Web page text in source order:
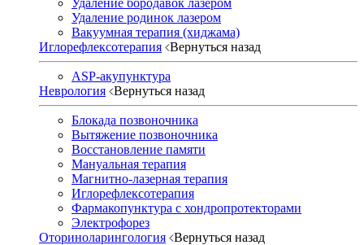
Удаление бородавок лазером
Удаление родинок лазером
Вакуумная терапия (хиджама)
Иглорефлексотерапия Вернуться назад
ASP-акупунктура
Неврология Вернуться назад
Блокада позвоночника
Вытяжение позвоночника
Восстановление памяти
Мануальная терапия
Магнитно-лазерная терапия
Иглорефлексотерапия
Фармакопунктура с хондропротекторами
Электрофорез
Оториноларингология Вернуться назад